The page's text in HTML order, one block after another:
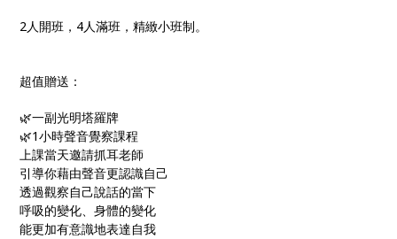
2人開班，4人滿班，精緻小班制。
超值贈送：
🌿一副光明塔羅牌
🌿1小時聲音覺察課程
上課當天邀請抓耳老師
引導你藉由聲音更認識自己
透過觀察自己說話的當下
呼吸的變化、身體的變化
能更加有意識地表達自我